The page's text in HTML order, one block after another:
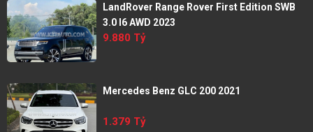
LandRover Range Rover First Edition SWB
3.0 I6 AWD 2023
9.880 Tỷ
Mercedes Benz GLC 200 2021
1.379 Tỷ